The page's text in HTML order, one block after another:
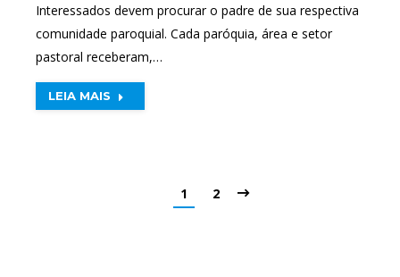
Interessados devem procurar o padre de sua respectiva
comunidade paroquial. Cada paróquia, área e setor
pastoral receberam,…
LEIA MAIS
1 2